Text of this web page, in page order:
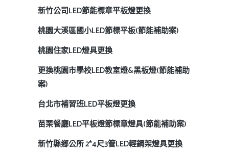
新竹公司LED節能標章平板燈更換
桃園大溪區國小LED節標平板(節能補助案)
桃園住家LED燈具更換
更換桃園市學校LED教室燈&黑板燈(節能補助
案)
台北市補習班LED平板燈更換
苗栗餐廳LED平板燈節標章燈具(節能補助案)
新竹縣鄉公所 2*4尺3管LED輕鋼架燈具更換